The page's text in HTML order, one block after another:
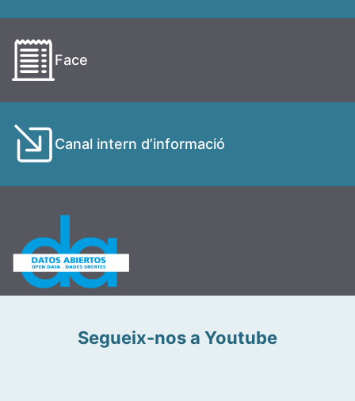
Face
Canal intern d’informació
Segueix-nos a Youtube